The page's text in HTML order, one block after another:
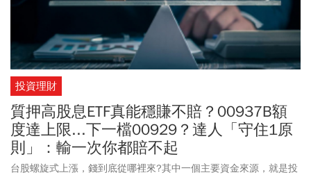
投資理財
質押高股息ETF真能穩賺不賠？00937B額
度達上限...下一檔00929？達人「守住1原
則」：輸一次你都賠不起
台股螺旋式上漲，錢到底從哪裡來?其中一個主要資金來源，就是投